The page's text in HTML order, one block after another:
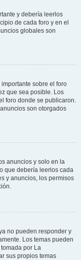
y debería leerlos
de cada foro y en el
globales son
sobre el foro
que sea posible. Los
foro donde se publicaron.
son otorgados
anuncios y solo en la
que debería leerlos cada
y anuncios, los permisos
no pueden responder y
Los temas pueden
por La
sus propios temas